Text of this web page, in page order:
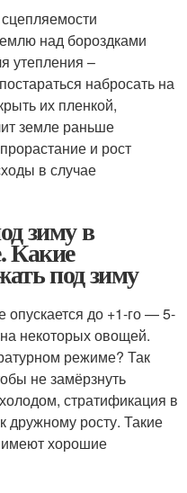
над бороздками
утепления –
набросать на
их пленкой,
земле раньше
и рост
в случае
зиму в
Какие
под зиму
опускается до +1-го — 5-
некоторых овощей.
режиме? Так
не замёрзнуть
стратификация в
дружному росту. Такие
хорошие